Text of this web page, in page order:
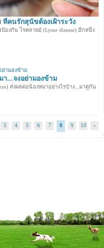
ที่คนรักสุนัขต้องเฝ้าระวัง
องกัน โรคลายม์ (Lyme disease) อีกหนึ่ง
า...จงอย่ามองข้าม
ส่งผลต่อน้องหมาอย่างไรบ้าง...มาดูกัน
3 4 5 6 7 8 9 10 »